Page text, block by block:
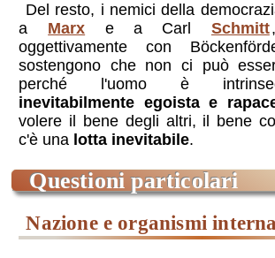
Del resto, i nemici della
a
Marx e a Carl Schmitt
oggettivamente con
sostengono che non ci può
perché l'uomo è
inevitabilmente egoista e
volere il bene degli altri, il bene
c'è una lotta inevitabile.
questioni particolari
nazione e organismi